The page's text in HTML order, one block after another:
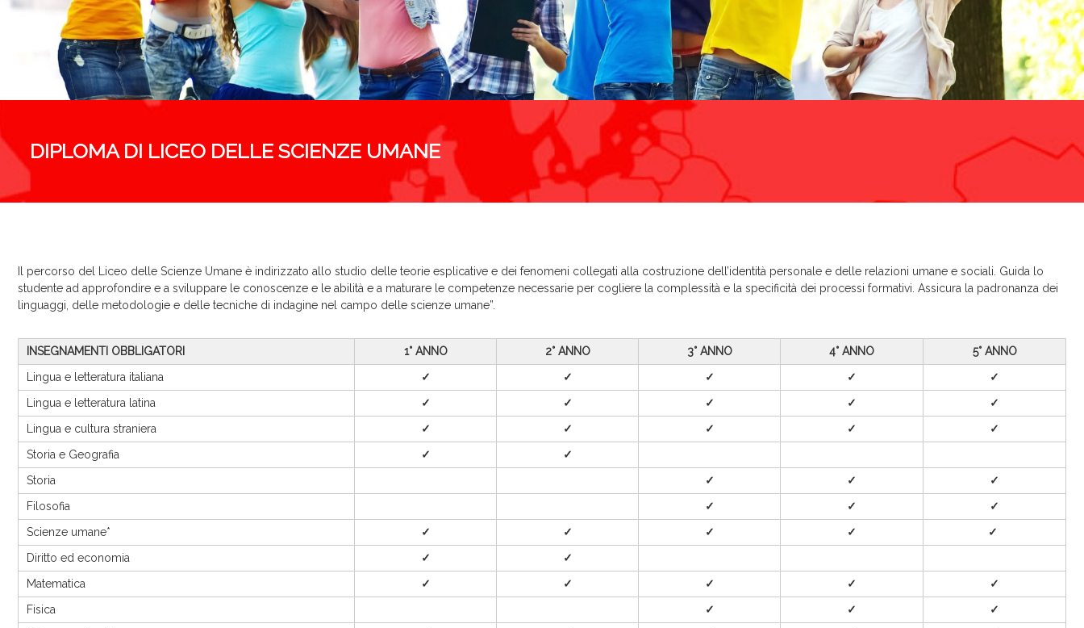
v
i
c
e
DIPLOMA DI LICEO DELLE SCIENZE UMANE
Il percorso del Liceo delle Scienze Umane è indirizzato allo studio delle teorie esplicative e dei fenomeni collegati alla costruzione dell’identità personale e delle relazioni umane e sociali. Guida lo
studente ad approfondire e a sviluppare le conoscenze e le abilità e a maturare le competenze necessarie per cogliere la complessità e la specificità dei processi formativi. Assicura la padronanza dei
linguaggi, delle metodologie e delle tecniche di indagine nel campo delle scienze umane”.
INSEGNAMENTI OBBLIGATORI 1° ANNO 2° ANNO 3° ANNO 4° ANNO
5° ANNO
Lingua e letteratura italiana
✓ ✓ ✓ ✓
✓
Lingua e letteratura latina
✓ ✓ ✓ ✓
✓
Lingua e cultura straniera
✓ ✓ ✓ ✓
✓
Storia e Geografia
✓
✓
Storia
✓ ✓
✓
Filosofia
✓ ✓
✓
Scienze umane*
✓ ✓ ✓ ✓
✓
Diritto ed economia
✓
✓
Matematica
✓ ✓ ✓ ✓
✓
Fisica
✓ ✓
✓